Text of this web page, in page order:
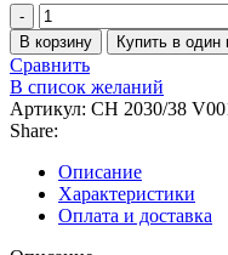
Количество
товара
Радиатор
Zehnder
Charleston
Completto
CH
2030/38
V001
½
RAL
В корзину Купить в один
Сравнить
В список желаний
Артикул: CH 2030/38
Share:
Описание
Характеристики
Оплата и доставка